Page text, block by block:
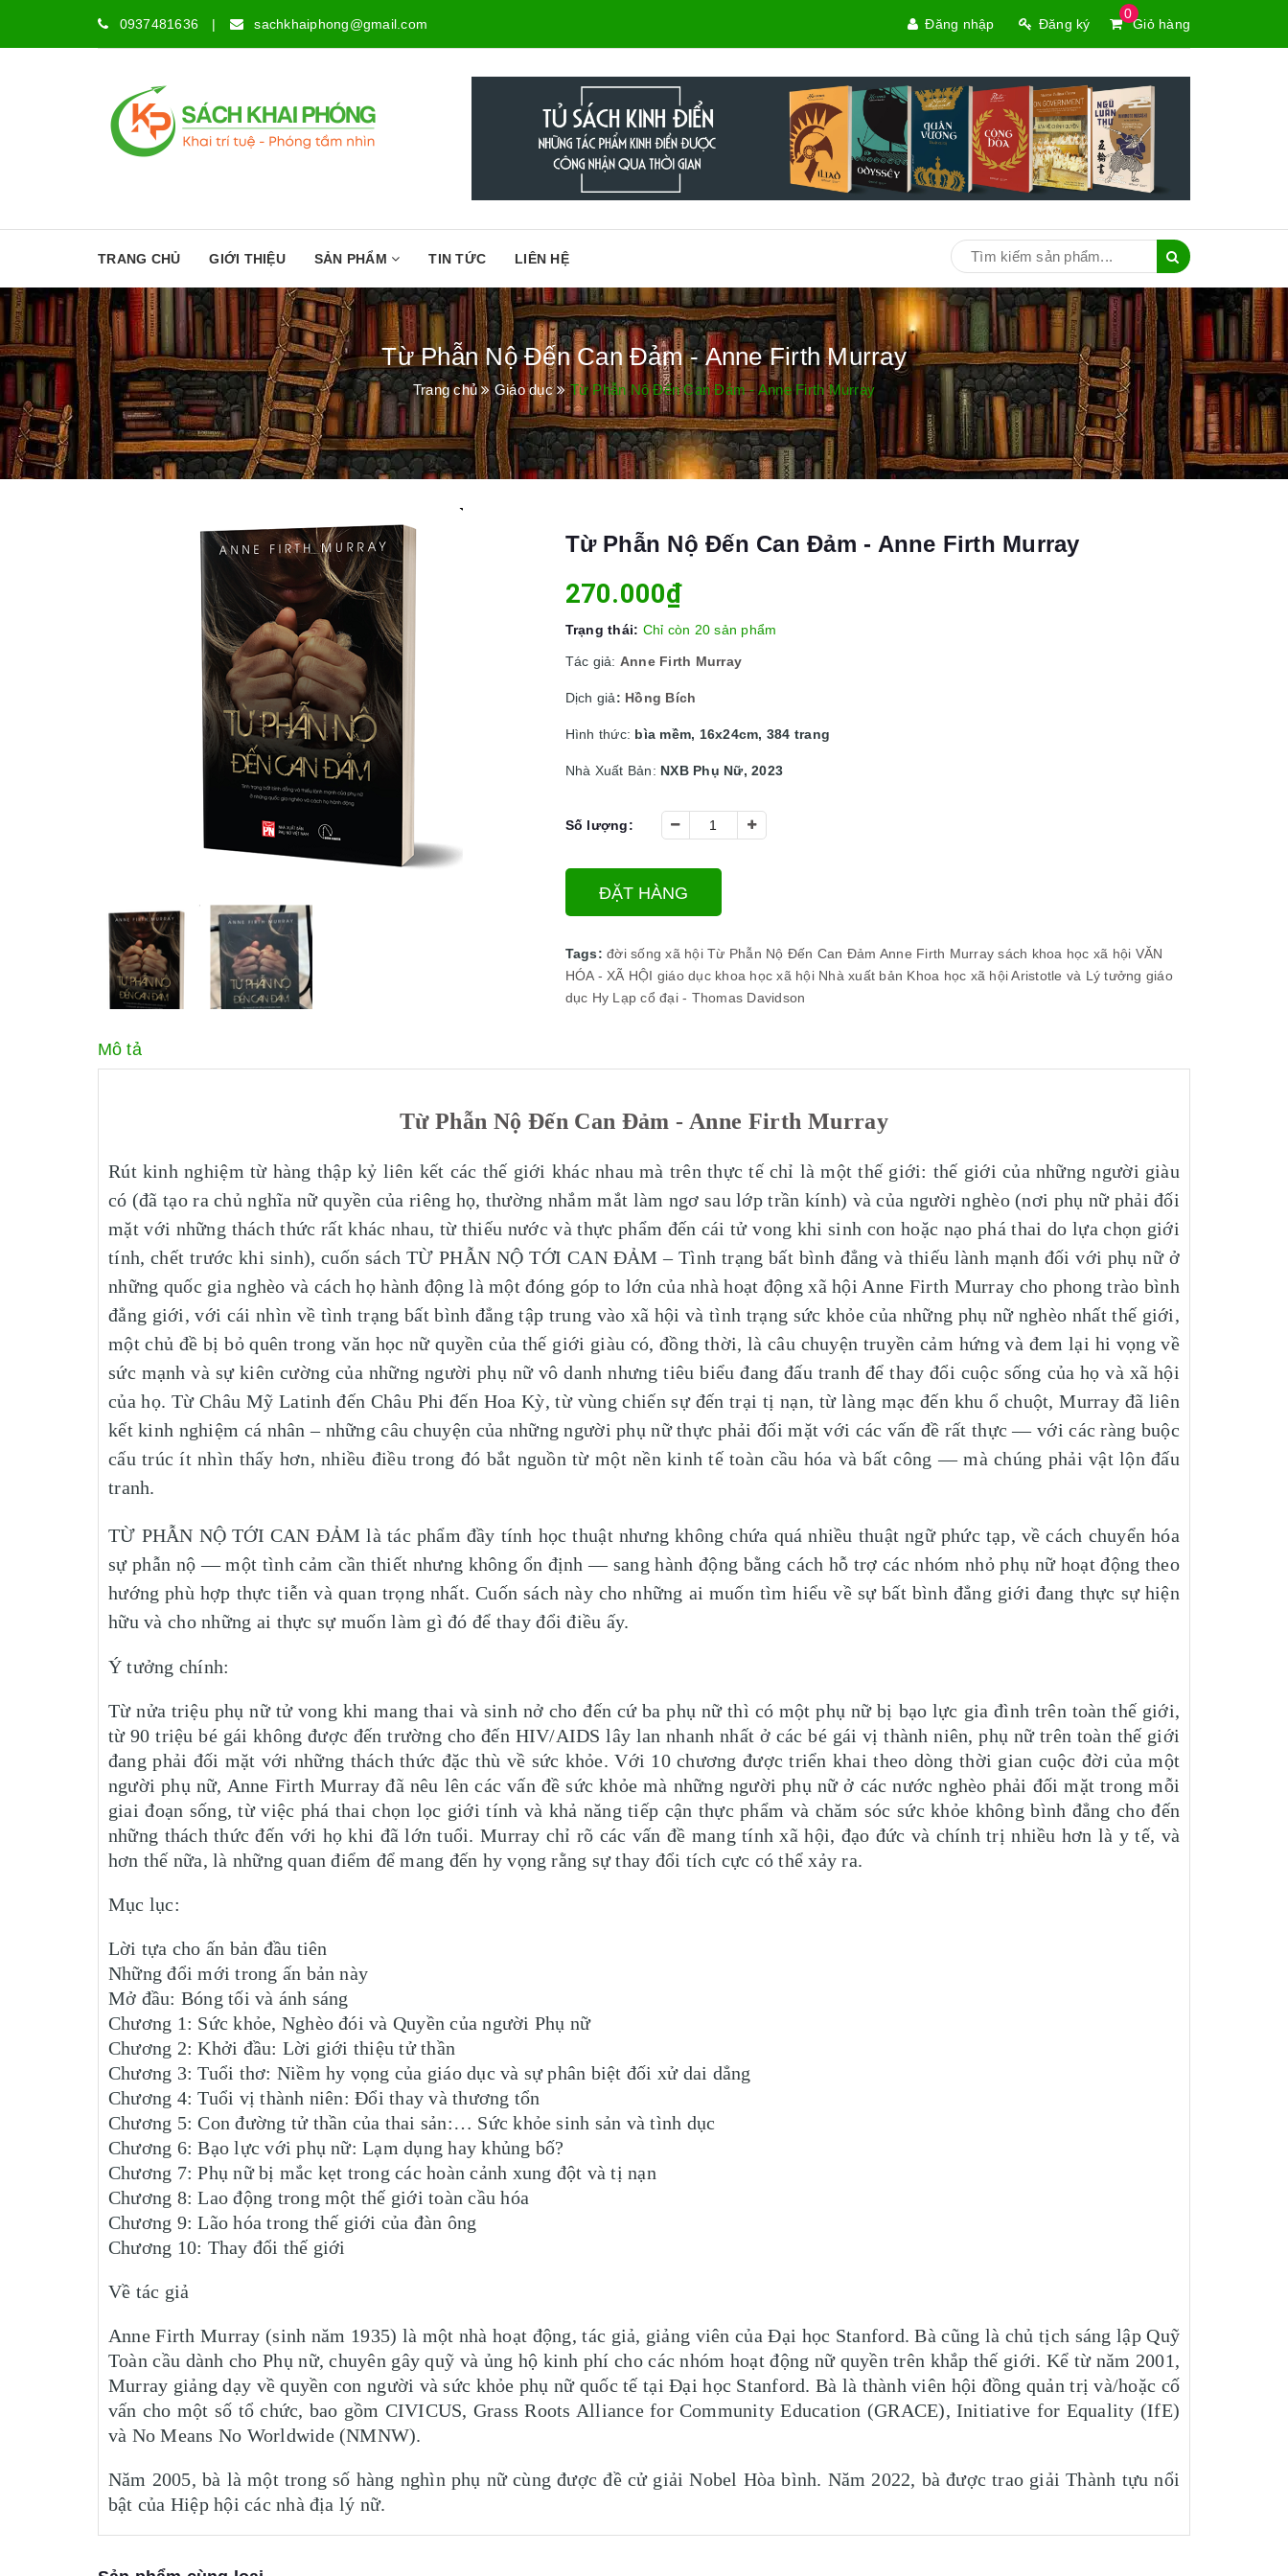
0937481636 | sachkhaiphong@gmail.com
0
Giỏ hàng
Đăng nhập Đăng ký
TRANG CHỦ GIỚI THIỆU SẢN PHẨM TIN TỨC LIÊN HỆ
Từ Phẫn Nộ Đến Can Đảm - Anne Firth Murray
Trang chủ Giáo dục Từ Phẫn Nộ Đến Can Đảm - Anne Firth Murray
Từ Phẫn Nộ Đến Can Đảm - Anne Firth Murray
270.000₫
Trạng thái: Chỉ còn 20 sản phẩm
Tác giả: Anne Firth Murray
Dịch giả: Hồng Bích
Hình thức: bìa mềm, 16x24cm, 384 trang
Nhà Xuất Bản: NXB Phụ Nữ, 2023
Số lượng:
ĐẶT HÀNG
Tags: đời sống xã hội Từ Phẫn Nộ Đến Can Đảm Anne Firth Murray sách khoa học xã hội VĂN
HÓA - XÃ HỘI giáo dục khoa học xã hội Nhà xuất bản Khoa học xã hội Aristotle và Lý tưởng giáo
dục Hy Lạp cổ đại - Thomas Davidson
Mô tả
Từ Phẫn Nộ Đến Can Đảm - Anne Firth Murray
Rút kinh nghiệm từ hàng thập kỷ liên kết các thế giới khác nhau mà trên thực tế chỉ là một thế giới: thế giới của những người giàu
có (đã tạo ra chủ nghĩa nữ quyền của riêng họ, thường nhắm mắt làm ngơ sau lớp trần kính) và của người nghèo (nơi phụ nữ phải đối
mặt với những thách thức rất khác nhau, từ thiếu nước và thực phẩm đến cái tử vong khi sinh con hoặc nạo phá thai do lựa chọn giới
tính, chết trước khi sinh), cuốn sách TỪ PHẪN NỘ TỚI CAN ĐẢM – Tình trạng bất bình đẳng và thiếu lành mạnh đối với phụ nữ ở
những quốc gia nghèo và cách họ hành động là một đóng góp to lớn của nhà hoạt động xã hội Anne Firth Murray cho phong trào bình
đẳng giới, với cái nhìn về tình trạng bất bình đẳng tập trung vào xã hội và tình trạng sức khỏe của những phụ nữ nghèo nhất thế giới,
một chủ đề bị bỏ quên trong văn học nữ quyền của thế giới giàu có, đồng thời, là câu chuyện truyền cảm hứng và đem lại hi vọng về
sức mạnh và sự kiên cường của những người phụ nữ vô danh nhưng tiêu biểu đang đấu tranh để thay đổi cuộc sống của họ và xã hội
của họ. Từ Châu Mỹ Latinh đến Châu Phi đến Hoa Kỳ, từ vùng chiến sự đến trại tị nạn, từ làng mạc đến khu ổ chuột, Murray đã liên
kết kinh nghiệm cá nhân – những câu chuyện của những người phụ nữ thực phải đối mặt với các vấn đề rất thực — với các ràng buộc
cấu trúc ít nhìn thấy hơn, nhiều điều trong đó bắt nguồn từ một nền kinh tế toàn cầu hóa và bất công — mà chúng phải vật lộn đấu
tranh.
TỪ PHẪN NỘ TỚI CAN ĐẢM là tác phẩm đầy tính học thuật nhưng không chứa quá nhiều thuật ngữ phức tạp, về cách chuyển hóa
sự phẫn nộ — một tình cảm cần thiết nhưng không ổn định — sang hành động bằng cách hỗ trợ các nhóm nhỏ phụ nữ hoạt động theo
hướng phù hợp thực tiễn và quan trọng nhất. Cuốn sách này cho những ai muốn tìm hiểu về sự bất bình đẳng giới đang thực sự hiện
hữu và cho những ai thực sự muốn làm gì đó để thay đổi điều ấy.
Ý tưởng chính:
Từ nửa triệu phụ nữ tử vong khi mang thai và sinh nở cho đến cứ ba phụ nữ thì có một phụ nữ bị bạo lực gia đình trên toàn thế giới,
từ 90 triệu bé gái không được đến trường cho đến HIV/AIDS lây lan nhanh nhất ở các bé gái vị thành niên, phụ nữ trên toàn thế giới
đang phải đối mặt với những thách thức đặc thù về sức khỏe. Với 10 chương được triển khai theo dòng thời gian cuộc đời của một
người phụ nữ, Anne Firth Murray đã nêu lên các vấn đề sức khỏe mà những người phụ nữ ở các nước nghèo phải đối mặt trong mỗi
giai đoạn sống, từ việc phá thai chọn lọc giới tính và khả năng tiếp cận thực phẩm và chăm sóc sức khỏe không bình đẳng cho đến
những thách thức đến với họ khi đã lớn tuổi. Murray chỉ rõ các vấn đề mang tính xã hội, đạo đức và chính trị nhiều hơn là y tế, và
hơn thế nữa, là những quan điểm để mang đến hy vọng rằng sự thay đổi tích cực có thể xảy ra.
Mục lục:
Lời tựa cho ấn bản đầu tiên
Những đổi mới trong ấn bản này
Mở đầu: Bóng tối và ánh sáng
Chương 1: Sức khỏe, Nghèo đói và Quyền của người Phụ nữ
Chương 2: Khởi đầu: Lời giới thiệu tử thần
Chương 3: Tuổi thơ: Niềm hy vọng của giáo dục và sự phân biệt đối xử dai dẳng
Chương 4: Tuổi vị thành niên: Đổi thay và thương tổn
Chương 5: Con đường tử thần của thai sản:… Sức khỏe sinh sản và tình dục
Chương 6: Bạo lực với phụ nữ: Lạm dụng hay khủng bố?
Chương 7: Phụ nữ bị mắc kẹt trong các hoàn cảnh xung đột và tị nạn
Chương 8: Lao động trong một thế giới toàn cầu hóa
Chương 9: Lão hóa trong thế giới của đàn ông
Chương 10: Thay đổi thế giới
Về tác giả
Anne Firth Murray (sinh năm 1935) là một nhà hoạt động, tác giả, giảng viên của Đại học Stanford. Bà cũng là chủ tịch sáng lập Quỹ
Toàn cầu dành cho Phụ nữ, chuyên gây quỹ và ủng hộ kinh phí cho các nhóm hoạt động nữ quyền trên khắp thế giới. Kể từ năm 2001,
Murray giảng dạy về quyền con người và sức khỏe phụ nữ quốc tế tại Đại học Stanford. Bà là thành viên hội đồng quản trị và/hoặc cố
vấn cho một số tổ chức, bao gồm CIVICUS, Grass Roots Alliance for Community Education (GRACE), Initiative for Equality (IfE)
và No Means No Worldwide (NMNW).
Năm 2005, bà là một trong số hàng nghìn phụ nữ cùng được đề cử giải Nobel Hòa bình. Năm 2022, bà được trao giải Thành tựu nổi
bật của Hiệp hội các nhà địa lý nữ.